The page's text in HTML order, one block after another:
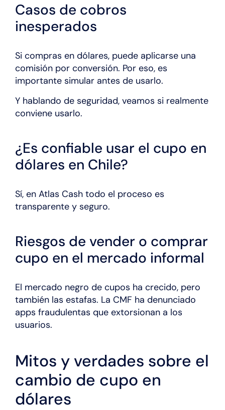
Casos de cobros
inesperados
Si compras en dólares, puede aplicarse una
comisión por conversión. Por eso, es
importante simular antes de usarlo.
Y hablando de seguridad, veamos si realmente
conviene usarlo.
¿Es confiable usar el cupo en
dólares en Chile?
Sí, en Atlas Cash todo el proceso es
transparente y seguro.
Riesgos de vender o comprar
cupo en el mercado informal
El mercado negro de cupos ha crecido, pero
también las estafas. La CMF ha denunciado
apps fraudulentas que extorsionan a los
usuarios.
Mitos y verdades sobre el
cambio de cupo en
dólares